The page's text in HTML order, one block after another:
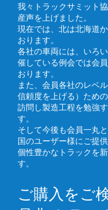
我々トラックサミット
産声を上げました。
現在では、北は北海道
おります。
各社の車両には、いろ
催している例会では会
おります。
また、会員各社のレベ
信頼度を上げる）ため
訪問し製造工程を勉強
す。
そして今後も会員一丸
国のユーザー様にご提供
個性豊かなトラックを
す。
ご購入をご